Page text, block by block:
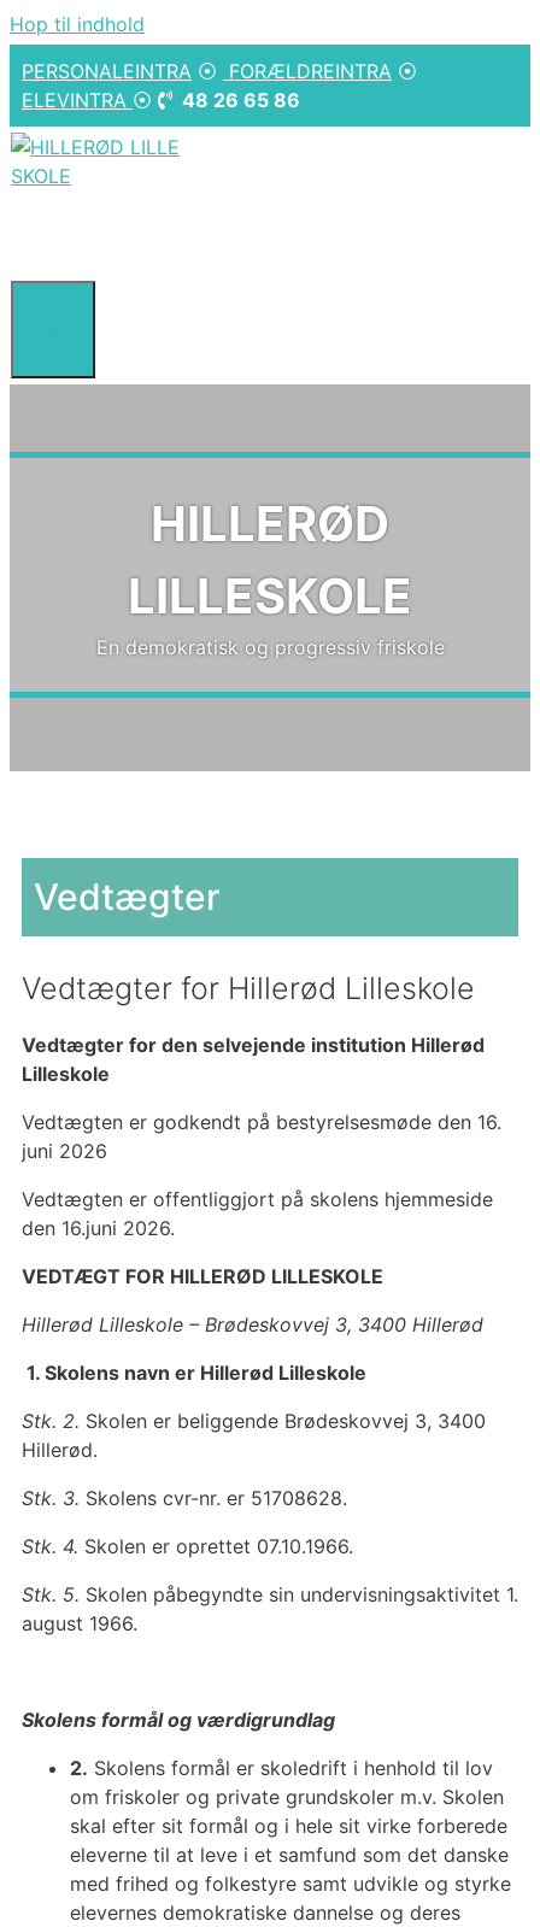
Hop til indhold
PERSONALEINTRA ⦿ FORÆLDREINTRA ⦿
ELEVINTRA ⦿ 48 26 65 86
HILLERØD
LILLESKOLE
En demokratisk og progressiv friskole
Vedtægter
Vedtægter for Hillerød Lilleskole
Vedtægter for den selvejende institution Hillerød
Lilleskole
Vedtægten er godkendt på bestyrelsesmøde den 16.
juni 2026
Vedtægten er offentliggjort på skolens hjemmeside
den 16.juni 2026.
VEDTÆGT FOR HILLERØD LILLESKOLE
Hillerød Lilleskole – Brødeskovvej 3, 3400 Hillerød
1. Skolens navn er Hillerød Lilleskole
Stk. 2. Skolen er beliggende Brødeskovvej 3, 3400
Hillerød.
Stk. 3. Skolens cvr-nr. er 51708628.
Stk. 4. Skolen er oprettet 07.10.1966.
Stk. 5. Skolen påbegyndte sin undervisningsaktivitet 1.
august 1966.
Skolens formål og værdigrundlag
2. Skolens formål er skoledrift i henhold til lov
om friskoler og private grundskoler m.v. Skolen
skal efter sit formål og i hele sit virke forberede
eleverne til at leve i et samfund som det danske
med frihed og folkestyre samt udvikle og styrke
elevernes demokratiske dannelse og deres